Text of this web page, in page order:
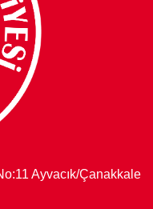
Ayvacık/Çanakkale